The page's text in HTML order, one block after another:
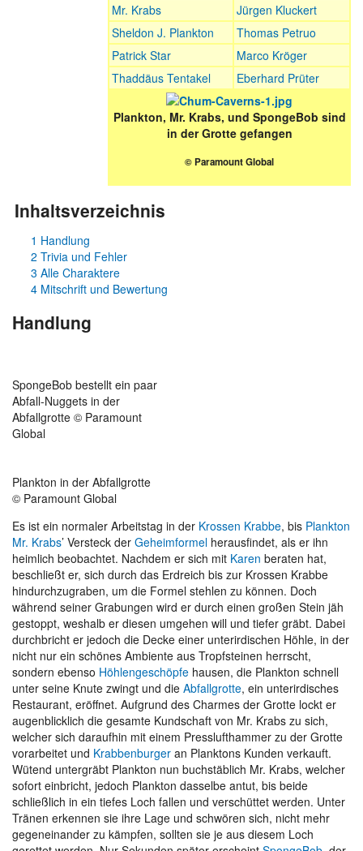
Mr. Krabs
Jürgen Kluckert
Sheldon J. Plankton
Thomas Petruo
Patrick Star
Marco Kröger
Thaddäus Tentakel
Eberhard Prüter
Plankton, Mr. Krabs, und SpongeBob sind
in der Grotte gefangen
© Paramount Global
Inhaltsverzeichnis
1 Handlung
2 Trivia und Fehler
3 Alle Charaktere
4 Mitschrift und Bewertung
Handlung
SpongeBob bestellt ein paar
Abfall-Nuggets in der
Abfallgrotte © Paramount
Global
Plankton in der Abfallgrotte
© Paramount Global
Es ist ein normaler Arbeitstag in der Krossen Krabbe, bis Plankton
Mr. Krabs’ Versteck der Geheimformel herausfindet, als er ihn
heimlich beobachtet. Nachdem er sich mit Karen beraten hat,
beschließt er, sich durch das Erdreich bis zur Krossen Krabbe
hindurchzugraben, um die Formel stehlen zu können. Doch
während seiner Grabungen wird er durch einen großen Stein jäh
gestoppt, weshalb er diesen umgehen will und tiefer gräbt. Dabei
durchbricht er jedoch die Decke einer unterirdischen Höhle, in der
nicht nur ein schönes Ambiente aus Tropfsteinen herrscht,
sondern ebenso Höhlengeschöpfe hausen, die Plankton schnell
unter seine Knute zwingt und die Abfallgrotte, ein unterirdisches
Restaurant, eröffnet. Aufgrund des Charmes der Grotte lockt er
augenblicklich die gesamte Kundschaft von Mr. Krabs zu sich,
welcher sich daraufhin mit einem Presslufthammer zu der Grotte
vorarbeitet und Krabbenburger an Planktons Kunden verkauft.
Wütend untergräbt Plankton nun buchstäblich Mr. Krabs, welcher
sofort einbricht, jedoch Plankton dasselbe antut, bis beide
schließlich in ein tiefes Loch fallen und verschüttet werden. Unter
Tränen erkennen sie ihre Lage und schwören sich, nicht mehr
gegeneinander zu kämpfen, sollten sie je aus diesem Loch